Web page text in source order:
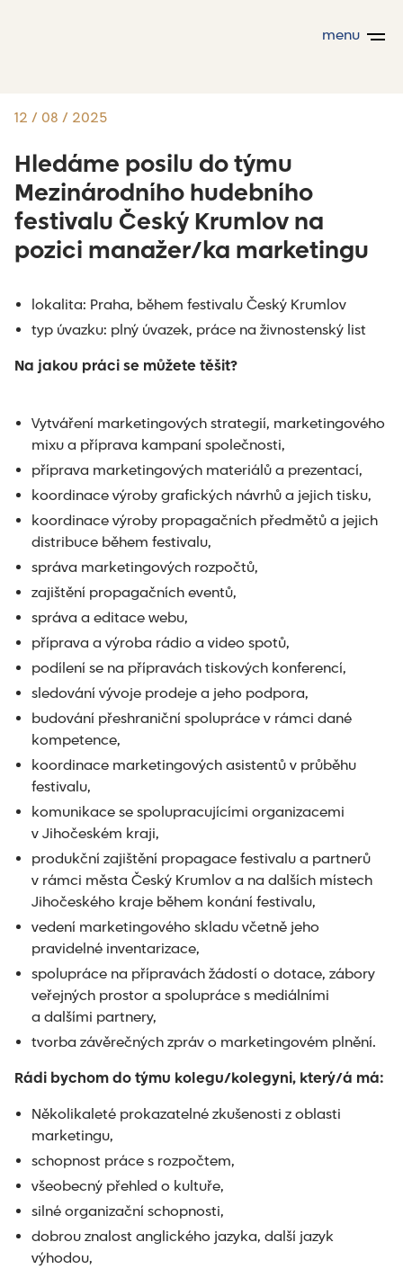
menu
Hledáme posilu do týmu
Mezinárodního hudebního
festivalu Český Krumlov na
pozici manažer/ka marketingu
12 / 08 / 2025
lokalita: Praha, během festivalu Český Krumlov
typ úvazku: plný úvazek, práce na živnostenský list
Na jakou práci se můžete těšit?
Vytváření marketingových strategií, marketingového
mixu a příprava kampaní společnosti,
příprava marketingových materiálů a prezentací,
koordinace výroby grafických návrhů a jejich tisku,
koordinace výroby propagačních předmětů a jejich
distribuce během festivalu,
správa marketingových rozpočtů,
zajištění propagačních eventů,
správa a editace webu,
příprava a výroba rádio a video spotů,
podílení se na přípravách tiskových konferencí,
sledování vývoje prodeje a jeho podpora,
budování přeshraniční spolupráce v rámci dané
kompetence,
koordinace marketingových asistentů v průběhu
festivalu,
komunikace se spolupracujícími organizacemi
v Jihočeském kraji,
produkční zajištění propagace festivalu a partnerů
v rámci města Český Krumlov a na dalších místech
Jihočeského kraje během konání festivalu,
vedení marketingového skladu včetně jeho
pravidelné inventarizace,
spolupráce na přípravách žádostí o dotace, zábory
veřejných prostor a spolupráce s mediálními
a dalšími partnery,
tvorba závěrečných zpráv o marketingovém plnění.
Rádi bychom do týmu kolegu/kolegyni, který/á má:
Několikaleté prokazatelné zkušenosti z oblasti
marketingu,
schopnost práce s rozpočtem,
všeobecný přehled o kultuře,
silné organizační schopnosti,
dobrou znalost anglického jazyka, další jazyk
výhodou,